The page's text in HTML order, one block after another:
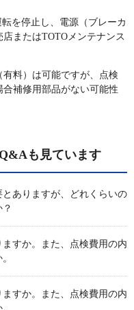
を停止し、電源（ブレーカ
またはTOTOメンテナンス
料）は可能ですが、点検
補修用部品がない可能性
も見ています
ありますが、どれくらいの
すか。また、点検費用の内
すか。また、点検費用の内